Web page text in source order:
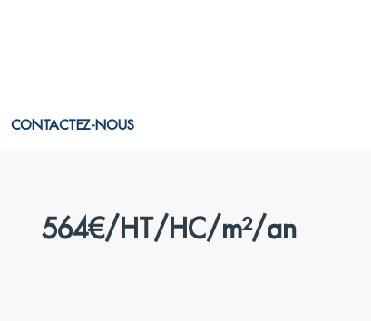
CONTACTEZ-NOUS
564€/HT/HC/m²/an